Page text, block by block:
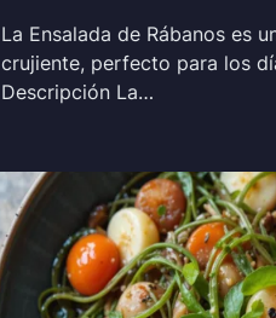
La Ensalada de Rábanos es
crujiente, perfecto para los
Descripción La…